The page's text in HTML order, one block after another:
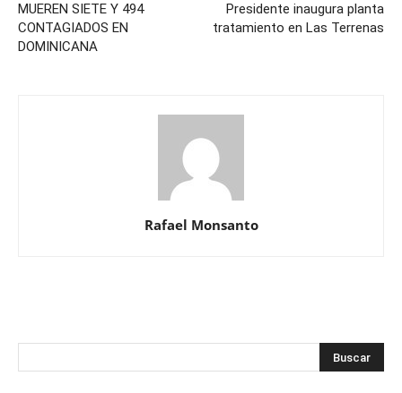
MUEREN SIETE Y 494
CONTAGIADOS EN
DOMINICANA
Presidente inaugura planta
tratamiento en Las Terrenas
Rafael Monsanto